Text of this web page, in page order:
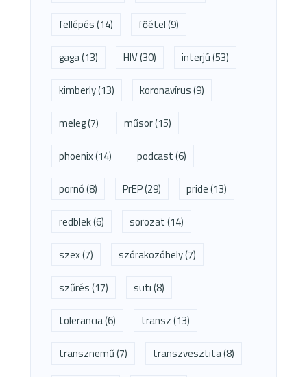
fellépés(14) főétel(9)
gaga(13) HIV(30) interjú(53)
kimberly(13) koronavírus(9)
meleg(7) műsor(15)
phoenix(14) podcast(6)
pornó(8) PrEP(29) pride(13)
redblek(6) sorozat(14)
szex(7) szórakozóhely(7)
szűrés(17) süti(8)
tolerancia(6) transz(13)
transznemű(7) transzvesztita(8)